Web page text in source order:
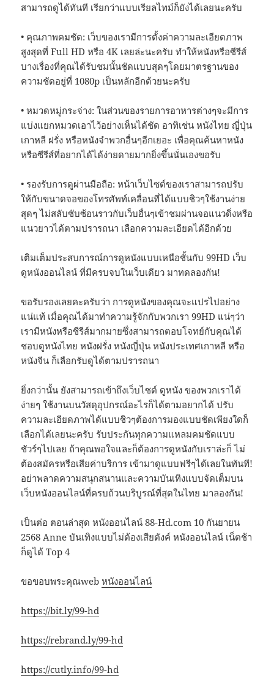
สามารถดูได้ทันที เรียกว่าแบบเรียลไทม์ก็ยังได้เลยนะครับ
• คุณภาพคมชัด: เว็บของเรามีการตั้งค่าความละเอียดภาพ
สูงสุดที่ Full HD หรือ 4K เลยล่ะนะครับ ทำให้หนังหรือซีรีส์
บางเรื่องที่คุณได้รับชมนั้นชัดแบบสุดๆโดยมาตรฐานของ
ความชัดอยู่ที่ 1080p เป็นหลักอีกด้วยนะครับ
• หมวดหมู่กระจ่าง: ในส่วนของรายการอาหารต่างๆจะมีการ
แบ่งแยกหมวดเอาไว้อย่างเห็นได้ชัด อาทิเช่น หนังไทย ญี่ปุ่น
เกาหลี ฝรั่ง หรือหนังจำพวกอื่นๆอีกเยอะ เพื่อคุณค้นหาหนัง
หรือซีรีส์ที่อยากได้ได้ง่ายดายมากยิ่งขึ้นนั่นเองขอรับ
• รองรับการดูผ่านมือถือ: หน้าเว็บไซต์ของเราสามารถปรับ
ให้กับขนาดจอของโทรศัพท์เคลื่อนที่ได้แบบชิวๆใช้งานง่าย
สุดๆ ไม่สลับซับซ้อนราวกับเว็บอื่นๆเข้าชมผ่านจอแนวดิ่งหรือ
แนวยาวได้ตามปรารถนา เลือกความละเอียดได้อีกด้วย
เติมเต็มประสบการณ์การดูหนังแบบเหนือชั้นกับ 99HD เว็บ
ดูหนังออนไลน์ ที่มีครบจบในเว็บเดียว มาทดลองกัน!
ขอรับรองเลยคะครับว่า การดูหนังของคุณจะแปรไปอย่าง
แน่แท้ เมื่อคุณได้มาทำความรู้จักกับพวกเรา 99HD แน่ๆว่า
เรามีหนังหรือซีรีส์มากมายซึ่งสามารถตอบโจทย์กับคุณได้
ชอบดูหนังไทย หนังฝรั่ง หนังญี่ปุ่น หนังประเทศเกาหลี หรือ
หนังจีน ก็เลือกรับดูได้ตามปรารถนา
ยิ่งกว่านั้น ยังสามารถเข้าถึงเว็บไซต์ ดูหนัง ของพวกเราได้
ง่ายๆ ใช้งานบนวัสดุอุปกรณ์อะไรก็ได้ตามอยากได้ ปรับ
ความละเอียดภาพได้แบบชิวๆต้องการมองแบบชัดเพียงใดก็
เลือกได้เลยนะครับ รับประกันทุกความแหลมคมชัดแบบ
ชัวร์ๆไปเลย ถ้าคุณพอใจและก็ต้องการดูหนังกับเราล่ะก็ ไม่
ต้องสมัครหรือเสียค่าบริการ เข้ามาดูแบบฟรีๆได้เลยในทันที!
อย่าพลาดความสนุกสนานและความบันเทิงแบบจัดเต็มบน
เว็บหนังออนไลน์ที่ครบถ้วนบริบูรณ์ที่สุดในไทย มาลองกัน!
เป็นต่อ ตอนล่าสุด หนังออนไลน์ 88-Hd.com 10 กันยายน
2568 Anne บันเทิงแบบไม่ต้องเสียตังค์ หนังออนไลน์ เน็ตช้า
ก็ดูได้ Top 4
ขอขอบพระคุณwebหนังออนไลน์
https://bit.ly/99-hd
https://rebrand.ly/99-hd
https://cutly.info/99-hd